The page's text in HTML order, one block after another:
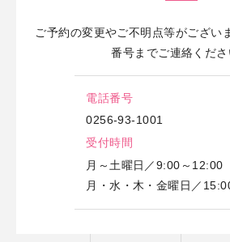
ご予約の変更やご不明点等がござい
番号までご連絡くださ
電話番号
0256-93-1001
受付時間
月～土曜日／9:00～12:00
月・水・木・金曜日／